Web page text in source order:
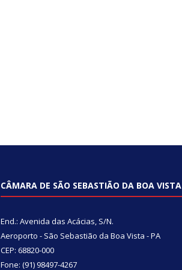
CÂMARA DE SÃO SEBASTIÃO DA BOA VISTA
End.: Avenida das Acácias, S/N.
Aeroporto - São Sebastião da Boa Vista - PA
CEP: 68820-000
Fone: (91) 98497-4267